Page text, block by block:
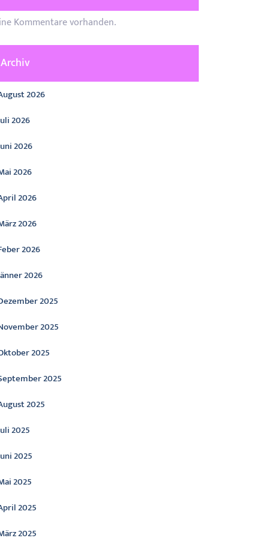
Kommentare vorhanden.
Archiv
2026
2026
2026
2026
2026
2026
2026
2026
2025
2025
2025
2025
2025
2025
2025
2025
2025
2025